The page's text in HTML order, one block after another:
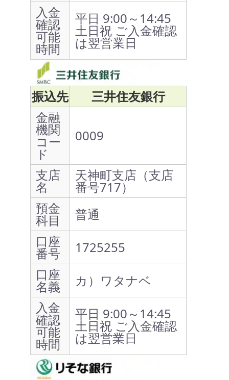
入金
確認
可能
時間
平日 9:00～14:45
土日祝 ご入金確認
は翌営業日
振込先
三井住友銀行
金融
機関
コー
ド
0009
支店
名
天神町支店（支店
番号717）
預金
科目
普通
口座
番号
1725255
口座
名義
カ）ワタナベ
入金
確認
可能
時間
平日 9:00～14:45
土日祝 ご入金確認
は翌営業日